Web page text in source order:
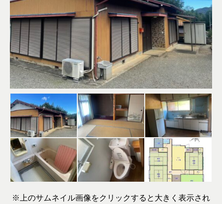
※上のサムネイル画像をクリックすると大きく表示され